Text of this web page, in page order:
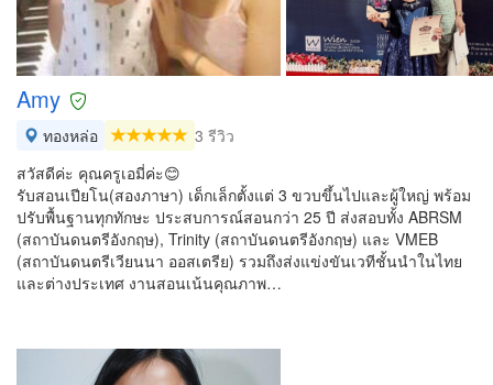
Amy
ทองหล่อ
3 รีวิว
สวัสดีค่ะ คุณครูเอมี่ค่ะ😊
รับสอนเปียโน(สองภาษา) เด็กเล็กตั้งแต่ 3 ขวบขึ้นไปและผู้ใหญ่ พร้อม
ปรับพื้นฐานทุกทักษะ ประสบการณ์สอนกว่า 25 ปี ส่งสอบทั้ง ABRSM
(สถาบันดนตรีอังกฤษ), Trinity (สถาบันดนตรีอังกฤษ) และ VMEB
(สถาบันดนตรีเวียนนา ออสเตรีย) รวมถึงส่งแข่งขันเวทีชั้นนำในไทย
และต่างประเทศ งานสอนเน้นคุณภาพ…